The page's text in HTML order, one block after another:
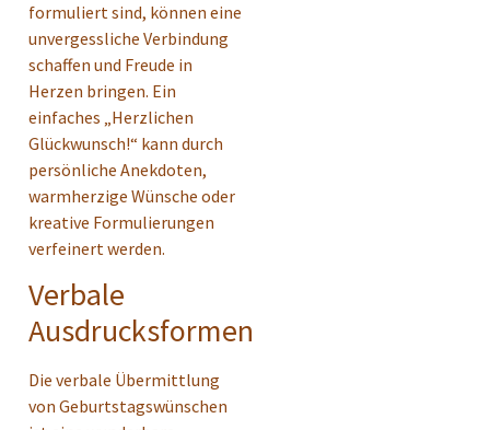
formuliert sind, können eine
unvergessliche Verbindung
schaffen und Freude in
Herzen bringen. Ein
einfaches „Herzlichen
Glückwunsch!“ kann durch
persönliche Anekdoten,
warmherzige Wünsche oder
kreative Formulierungen
verfeinert werden.
Verbale
Ausdrucksformen
Die verbale Übermittlung
von Geburtstagswünschen